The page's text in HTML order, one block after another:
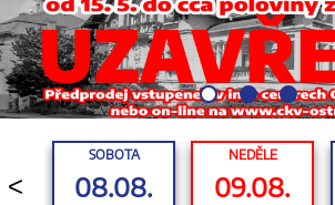
<
SOBOTA
08.08.
NEDĚLE
09.08.